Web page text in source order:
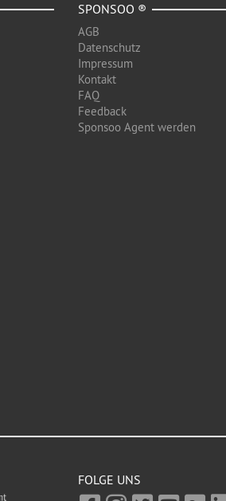
SPONSOO ®
AGB
Datenschutz
Impressum
Kontakt
FAQ
Feedback
Sponsoo Agent werden
FOLGE UNS